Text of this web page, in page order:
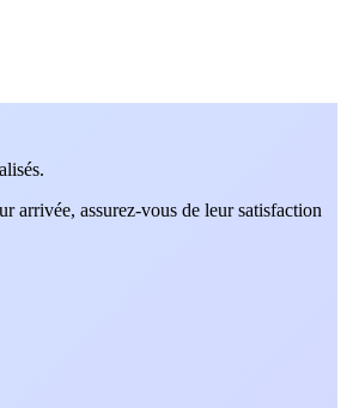
arrivée, assurez-vous de leur satisfaction